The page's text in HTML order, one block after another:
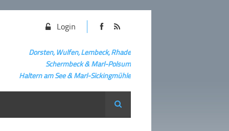
Login
Dorsten, Wulfen, Lembeck, Rhade
Schermbeck& Marl-Polsum
Haltern am See & Marl-Sickingmühle
Suche